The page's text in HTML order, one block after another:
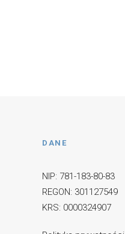
DANE
NIP: 781-183-80-83
REGON: 301127549
KRS: 0000324907